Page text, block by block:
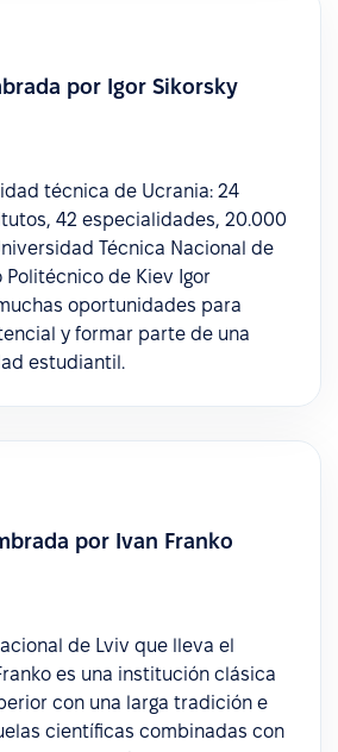
por Igor Sikorsky
técnica de Ucrania: 24
42 especialidades, 20.000
Técnica Nacional de
de Kiev Igor
oportunidades para
y formar parte de una
estudiantil.
por Ivan Franko
de Lviv que lleva el
es una institución clásica
con una larga tradición e
científicas combinadas con